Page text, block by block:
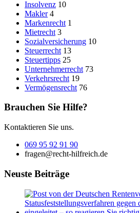
Insolvenz 10
Makler 4
Markenrecht 1
Mietrecht 3
Sozialversicherung 10
Steuerrecht 13
Steuertipps 25
Unternehmerrecht 73
Verkehrsrecht 19
Vermögensrecht 76
Brauchen Sie Hilfe?
Kontaktieren Sie uns.
069 95 92 91 90
fragen@recht-hilfreich.de
Neuste Beiträge